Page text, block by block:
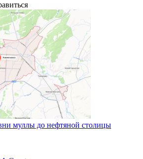
муллы до нефтяной столицы